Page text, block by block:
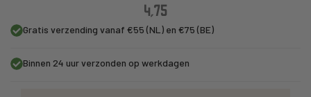
4,75
Gratis verzending vanaf €55 (NL) en €75 (BE)
Binnen 24 uur verzonden op werkdagen